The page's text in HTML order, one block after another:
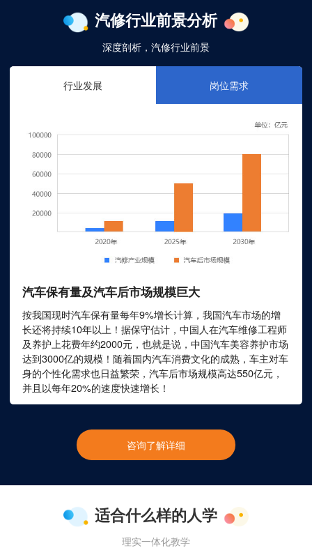
汽修行业前景分析
深度剖析，汽修行业前景
行业发展 岗位需求
汽车保有量及汽车后市场规模巨大
按我国现时汽车保有量每年9%增长计算，我国汽车市场的增
长还将持续10年以上！据保守估计，中国人在汽车维修工程师
及养护上花费年约2000元，也就是说，中国汽车美容养护市场
达到3000亿的规模！随着国内汽车消费文化的成熟，车主对车
身的个性化需求也日益繁荣，汽车后市场规模高达550亿元，
并且以每年20%的速度快速增长！
咨询了解详细
适合什么样的人学
理实一体化教学